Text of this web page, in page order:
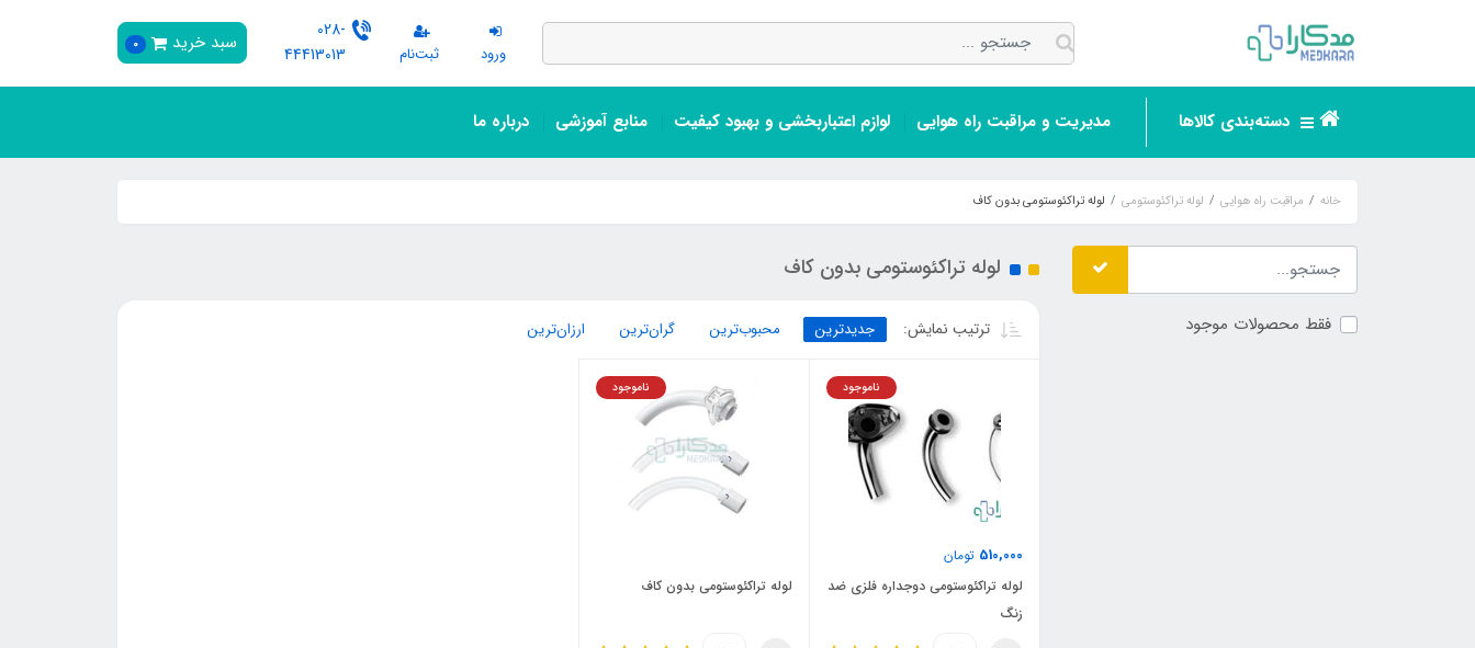
ورود ثبت‌نام
028-
44413013
سبد خرید 0
دسته‌بندی کالاها مدیریت و مراقبت راه هوایی لوازم اعتباربخشی و بهبود کیفیت منابع آموزشی درباره ما
خانه مراقبت راه هوایی لوله تراکئوستومی لوله تراکئوستومی بدون کاف
فقط محصولات موجود
لوله تراکئوستومی بدون کاف
ترتیب نمایش: جدیدترین محبوب‌ترین گران‌ترین ارزان‌ترین
510,000 تومان
ناموجود
لوله تراکئوستومی دوجداره فلزی ضد
زنگ
ناموجود
لوله تراکئوستومی بدون کاف